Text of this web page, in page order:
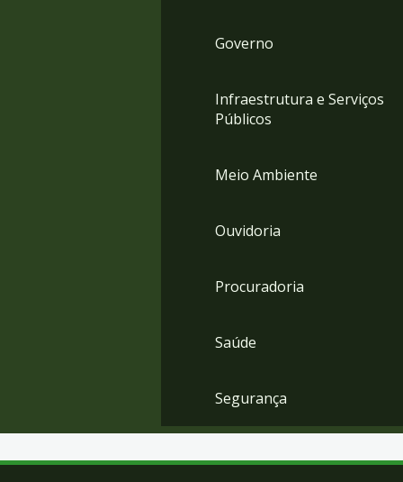
Governo
Infraestrutura e Serviços
Públicos
Meio Ambiente
Ouvidoria
Procuradoria
Saúde
Segurança